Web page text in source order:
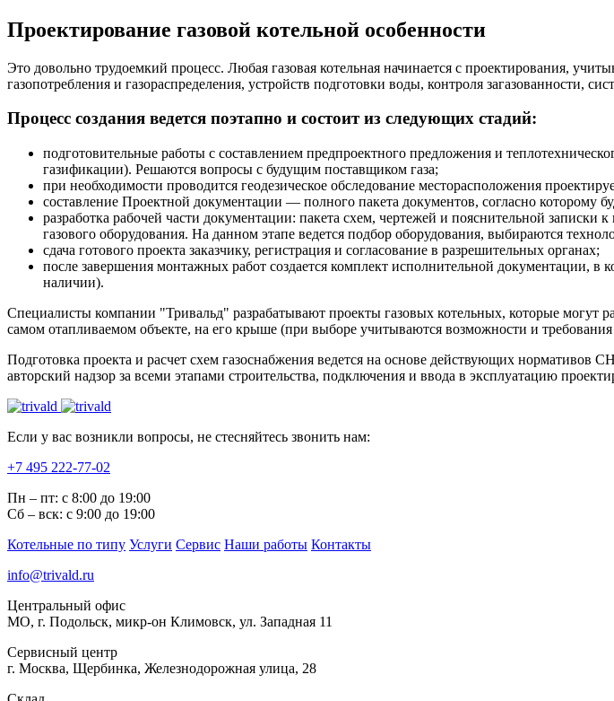
Проектирование газовой котельной особенности
Это довольно трудоемкий процесс. Любая газовая котельная начинается с проектирования,
газопотребления и газораспределения, устройств подготовки воды, контроля загазованности,
Процесс создания ведется поэтапно и состоит из следующих стадий:
подготовительные работы с составлением предпроектного предложения и
газификации). Решаются вопросы с будущим поставщиком газа;
при необходимости проводится геодезическое обследование месторасположения
составление Проектной документации — полного пакета документов, согласно которому
разработка рабочей части документации: пакета схем, чертежей и пояснительной
газового оборудования. На данном этапе ведется подбор оборудования, выбираются
сдача готового проекта заказчику, регистрация и согласование в разрешительных органах;
после завершения монтажных работ создается комплект исполнительной документации,
наличии).
Специалисты компании "Тривальд" разрабатывают проекты газовых котельных, которые могут
самом отапливаемом объекте, на его крыше (при выборе учитываются возможности и требования
Подготовка проекта и расчет схем газоснабжения ведется на основе действующих
авторский надзор за всеми этапами строительства, подключения и ввода в эксплуатацию
Если у вас возникли вопросы, не стесняйтесь звонить нам:
+7 495 222-77-02
Пн – пт: с 8:00 до 19:00
Сб – вск: с 9:00 до 19:00
Котельные по типу Услуги Сервис Наши работы Контакты
info@trivald.ru
Центральный офис
МО, г. Подольск, микр-он Климовск, ул. Западная 11
Сервисный центр
г. Москва, Щербинка, Железнодорожная улица, 28